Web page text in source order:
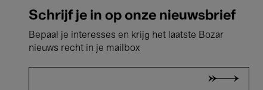
Schrijf je in op onze nieuwsbrief
Bepaal je interesses en krijg het laatste Bozar
nieuws recht in je mailbox